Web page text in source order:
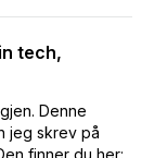
tech,
Denne
jeg skrev på
finner du her: